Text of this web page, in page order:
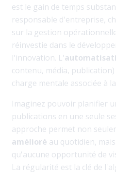
est le gain de temps
responsable d'entreprise,
sur la gestion
réinvestie dans le
l'innovation. L'
contenu, média,
charge mentale associée à
Imaginez pouvoir planifier
publications en une seule
approche permet non
amélioré au quotidien,
qu'aucune opportunité de
La régularité est la clé de